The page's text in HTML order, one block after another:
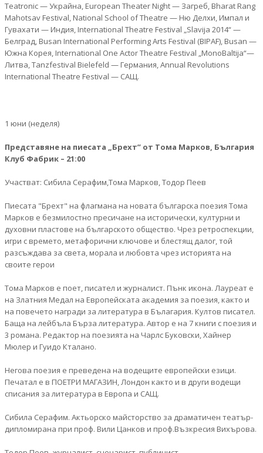
Teatronic — Украйна, European Theater Night — Загреб, Bharat Rang
Mahotsav Festival, National School of Theatre — Ню Делхи, Импал и
Гувахати — Индия, International Theatre Festival „Slavija 2014“ —
Белград, Busan International Performing Arts Festival (BIPAF), Busan —
Южна Корея, International One Actor Theatre Festival „MonoBaltija“—
Литва, Tanzfestival Bielefeld — Германия, Annual Revolutions
International Theatre Festival — САЩ.
1 юни (неделя)
Представяне на пиесата „Брехт” от Тома Марков, България
Клуб Фабрик – 21:00
Участват: Сибила Серафим,Тома Марков, Тодор Пеев
Пиесата "Брехт" на флагмана на новата българска поезия Тома
Марков е безмилостно пресичане на исторически, културни и
духовни пластове на българското общество. Чрез ретроспекции,
игри с времето, метафорични ключове и блестящ далог, той
разсъждава за света, морала и любовта чрез историята на
своите герои
Тома Марков е поет, писател и журналист. Пънк икона. Лауреат е
на Златния Медал на Европейската академия за поезия, както и
на повечето награди за литература в Бълагария. Култов писател.
Баща на лейбъла Бърза литература. Автор е на 7 книги с поезия и
3 романа. Редактор на поезията на Чарлс Буковски, Хайнер
Мюлер и Гуидо Кталано.
Негова поезия е преведена на водещите европейски езици.
Печатал е в ПОЕТРИ МАГАЗИН, Лондон както и в други водещи
списания за литература в Европа и САЩ.
Сибила Серафим. Актьорско майсторство за драматичен театър-
дипломирана при проф. Вили Цанков и проф.Възкресия Вихърова.